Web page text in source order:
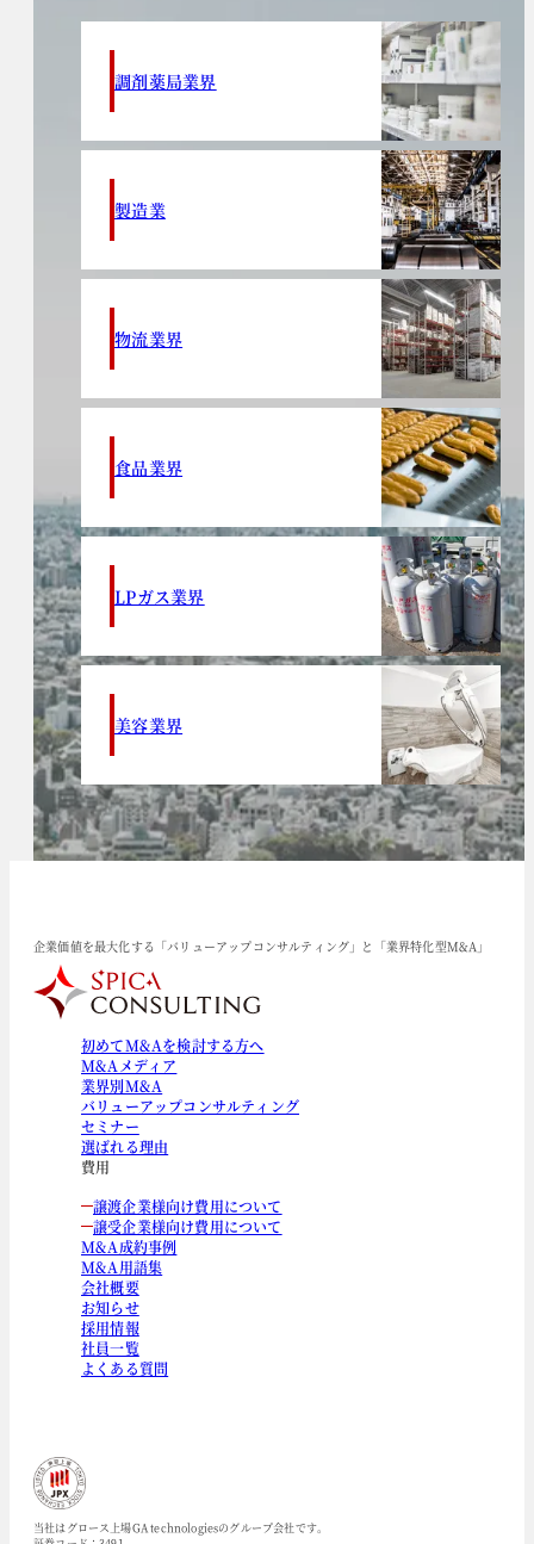
調剤薬局業界
製造業
物流業界
食品業界
LPガス業界
美容業界
企業価値を最大化する「バリューアップコンサルティング」と「業界特化型M&A」
初めてM&Aを検討する方へ
M&Aメディア
業界別M&A
バリューアップコンサルティング
セミナー
選ばれる理由
費用
譲渡企業様向け費用について
譲受企業様向け費用について
M&A成約事例
M&A用語集
会社概要
お知らせ
採用情報
社員一覧
よくある質問
当社はグロース上場GA technologiesのグループ会社です。